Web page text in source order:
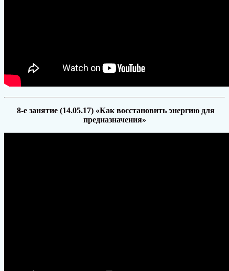
8-е занятие (14.05.17) «Как восстановить энергию для
предназначения»